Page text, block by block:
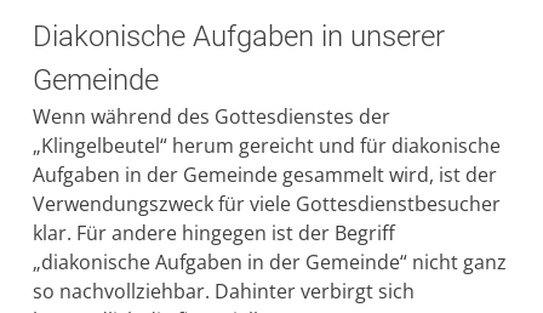
Diakonische Aufgaben in unserer
Gemeinde
Wenn während des Gottesdienstes der
„Klingelbeutel“ herum gereicht und für diakonische
Aufgaben in der Gemeinde gesammelt wird, ist der
Verwendungszweck für viele Gottesdienstbesucher
klar. Für andere hingegen ist der Begriff
„diakonische Aufgaben in der Gemeinde“ nicht ganz
so nachvollziehbar. Dahinter verbirgt sich